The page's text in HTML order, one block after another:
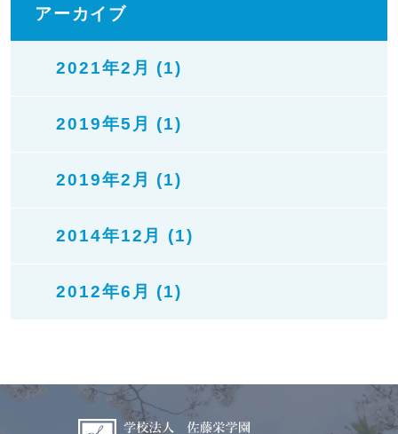
アーカイブ
2021年2月 (1)
2019年5月 (1)
2019年2月 (1)
2014年12月 (1)
2012年6月 (1)